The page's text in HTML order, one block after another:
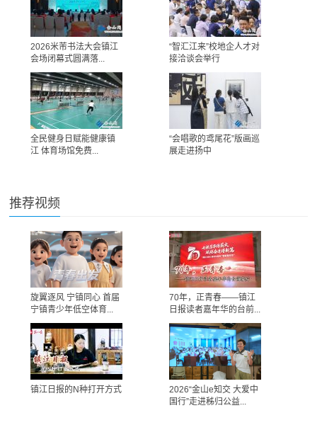
2026米芾书法大会镇江
会场闭幕式圆满落...
“智汇江来”校地企人才对
接洽谈会举行
全民健身日赋能健康镇
江 体育场馆免费...
“会唱歌的鸢尾花”版画巡
展走进扬中
推荐视频
旋翼逐风 宁镇同心 首届
宁镇青少年低空体育...
70年，正青春——镇江
日报读者嘉年华的台前...
镇江日报的N种打开方式
2026“金山e知交 大爱中
国行”走进秭归公益...